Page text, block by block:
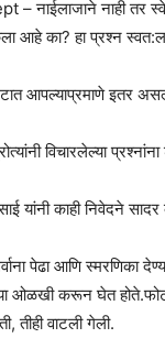
– नाईलाजाने नाही तर
आहे का? हा प्रश्न
आपल्याप्रमाणे इतर
विचारलेल्या
यांनी काही निवेदने
पेढा आणि स्मरणिका
ओळखी करून घेत होते.फोटो
तीही वाटली गेली.